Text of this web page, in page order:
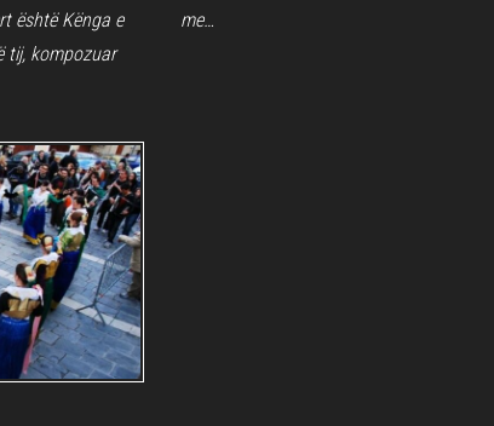
është Kënga e
tij, kompozuar
me…